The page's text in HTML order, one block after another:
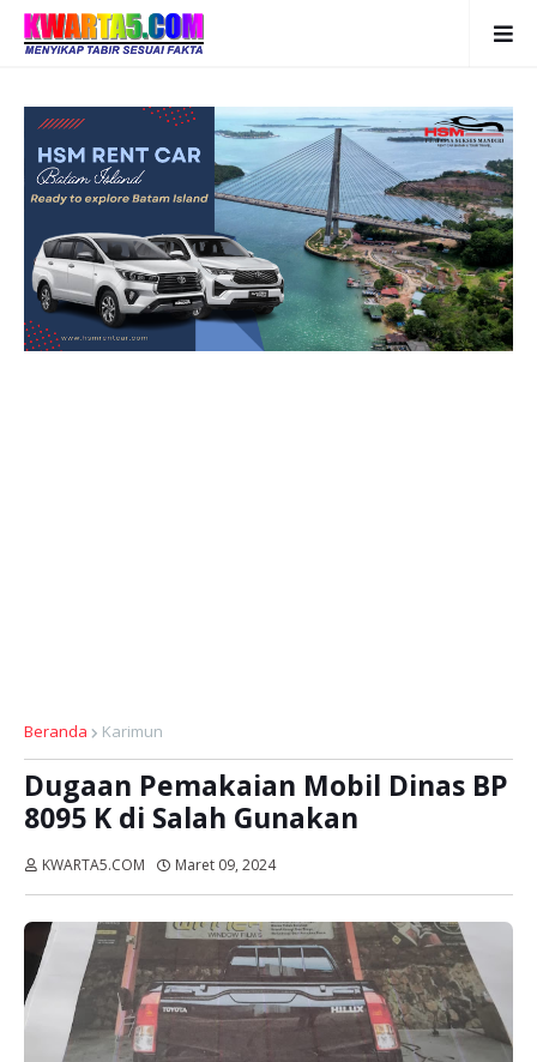
Beranda Karimun
Dugaan Pemakaian Mobil Dinas BP
8095 K di Salah Gunakan
KWARTA5.COM Maret 09, 2024